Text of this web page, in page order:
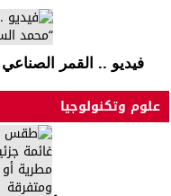
فيديو .. القمر
علوم وتكنولوجيا